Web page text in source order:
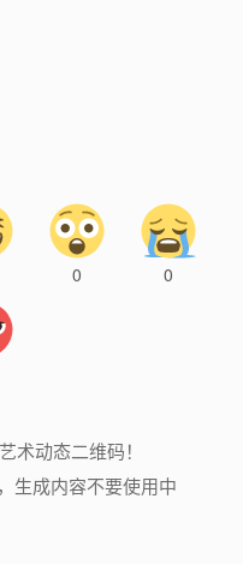
0 0
术动态二维码！
生成内容不要使用中